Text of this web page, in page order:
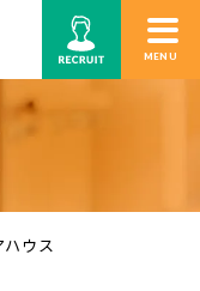
MENU
ハウス